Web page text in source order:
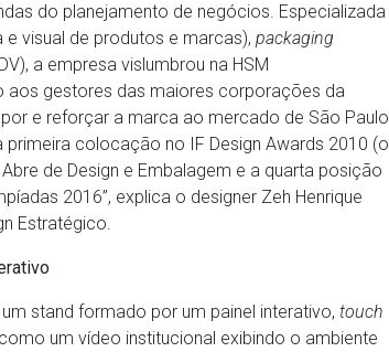
do planejamento de negócios. Especializada
visual de produtos e marcas), packaging
a empresa vislumbrou na HSM
aos gestores das maiores corporações da
e reforçar a marca ao mercado de São Paulo
colocação no IF Design Awards 2010 (o
de Design e Embalagem e a quarta posição
2016”, explica o designer Zeh Henrique
Estratégico.
stand formado por um painel interativo, touch
um vídeo institucional exibindo o ambiente